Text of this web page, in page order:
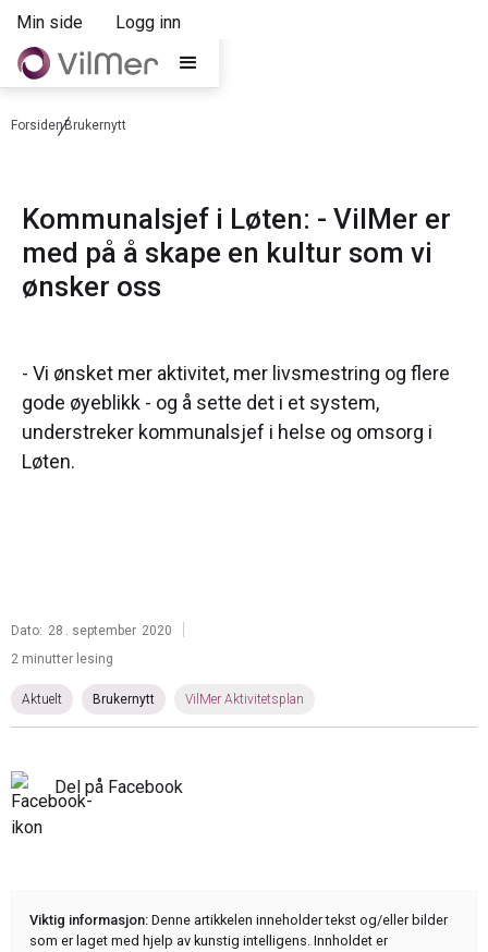
Min side Logg inn
ForsidenBrukernytt
Kommunalsjef i Løten: - VilMer er
med på å skape en kultur som vi
ønsker oss
- Vi ønsket mer aktivitet, mer livsmestring og flere
gode øyeblikk - og å sette det i et system,
understreker kommunalsjef i helse og omsorg i
Løten.
Dato: 28 . september 2020
2 minutter lesing
Aktuelt Brukernytt VilMer Aktivitetsplan
Del på Facebook
Viktig informasjon: Denne artikkelen inneholder tekst og/eller bilder
som er laget med hjelp av kunstig intelligens. Innholdet er